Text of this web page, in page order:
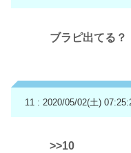
ブラピ出てる？
11 : 2020/05/02(土)
>>10